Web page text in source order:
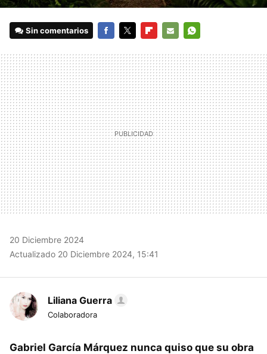
Sin comentarios
MAIL
20 Diciembre 2024
Actualizado 20 Diciembre 2024, 15:41
Liliana Guerra
Colaboradora
Gabriel García Márquez nunca quiso que su obra